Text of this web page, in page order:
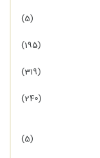
(5)
(195)
(319)
(240)
(5)